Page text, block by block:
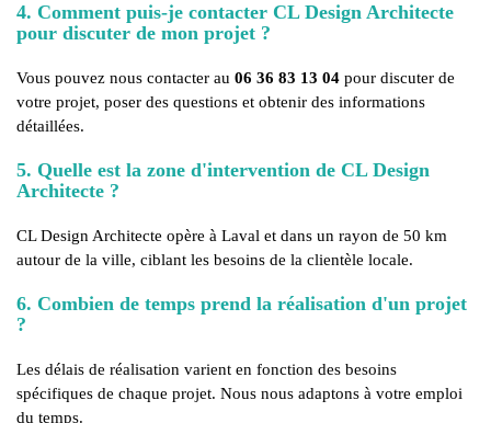
4. Comment puis-je contacter CL Design Architecte
pour discuter de mon projet ?
Vous pouvez nous contacter au 06 36 83 13 04 pour discuter de
votre projet, poser des questions et obtenir des informations
détaillées.
5. Quelle est la zone d'intervention de CL Design
Architecte ?
CL Design Architecte opère à Laval et dans un rayon de 50 km
autour de la ville, ciblant les besoins de la clientèle locale.
6. Combien de temps prend la réalisation d'un projet
?
Les délais de réalisation varient en fonction des besoins
spécifiques de chaque projet. Nous nous adaptons à votre emploi
du temps.